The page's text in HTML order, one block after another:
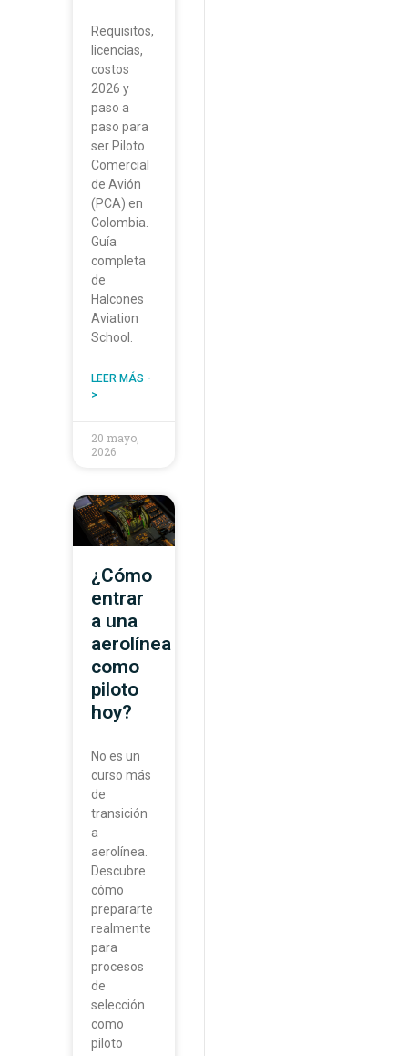
Requisitos,
licencias,
costos
2026 y
paso a
paso para
ser Piloto
Comercial
de Avión
(PCA) en
Colombia.
Guía
completa
de
Halcones
Aviation
School.
LEER MÁS -
>
20 mayo,
2026
¿Cómo
entrar
a una
aerolínea
como
piloto
hoy?
No es un
curso más
de
transición
a
aerolínea.
Descubre
cómo
prepararte
realmente
para
procesos
de
selección
como
piloto